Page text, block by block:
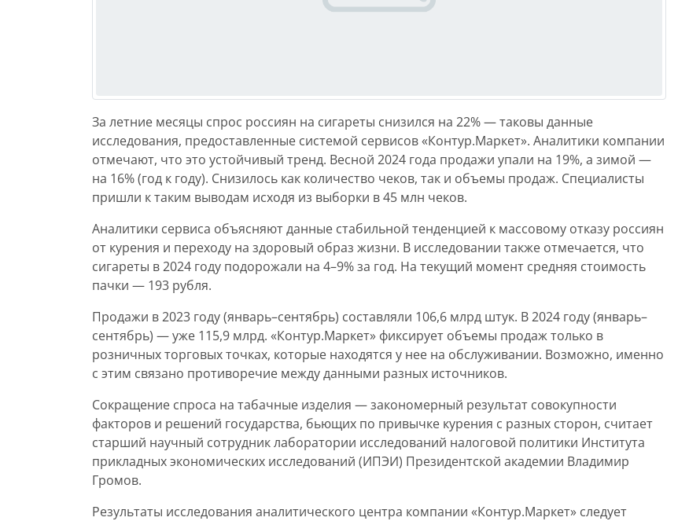
За летние месяцы спрос россиян на сигареты снизился на 22% — таковы данные
исследования, предоставленные системой сервисов «Контур.Маркет». Аналитики компании
отмечают, что это устойчивый тренд. Весной 2024 года продажи упали на 19%, а зимой —
на 16% (год к году). Снизилось как количество чеков, так и объемы продаж. Специалисты
пришли к таким выводам исходя из выборки в 45 млн чеков.
Аналитики сервиса объясняют данные стабильной тенденцией к массовому отказу россиян
от курения и переходу на здоровый образ жизни. В исследовании также отмечается, что
сигареты в 2024 году подорожали на 4–9% за год. На текущий момент средняя стоимость
пачки — 193 рубля.
Продажи в 2023 году (январь–сентябрь) составляли 106,6 млрд штук. В 2024 году (январь–
сентябрь) — уже 115,9 млрд. «Контур.Маркет» фиксирует объемы продаж только в
розничных торговых точках, которые находятся у нее на обслуживании. Возможно, именно
с этим связано противоречие между данными разных источников.
Сокращение спроса на табачные изделия — закономерный результат совокупности
факторов и решений государства, бьющих по привычке курения с разных сторон, считает
старший научный сотрудник лаборатории исследований налоговой политики Института
прикладных экономических исследований (ИПЭИ) Президентской академии Владимир
Громов.
Результаты исследования аналитического центра компании «Контур.Маркет» следует